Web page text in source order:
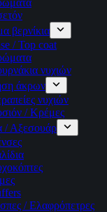
βερνίκια
/ Top coat
νυχιών
άκρων
νυχιών
/ Κρέμες
/ Αξεσουάρ
/ Ελαφρόπετρες